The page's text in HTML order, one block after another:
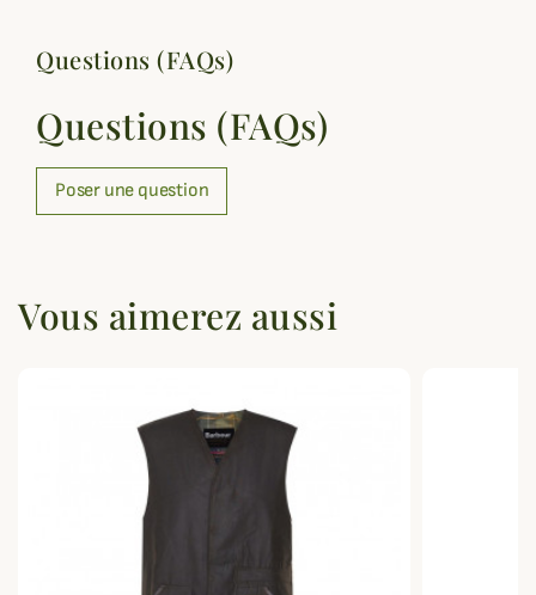
Questions (FAQs)
Questions (FAQs)
Poser une question
Vous aimerez aussi